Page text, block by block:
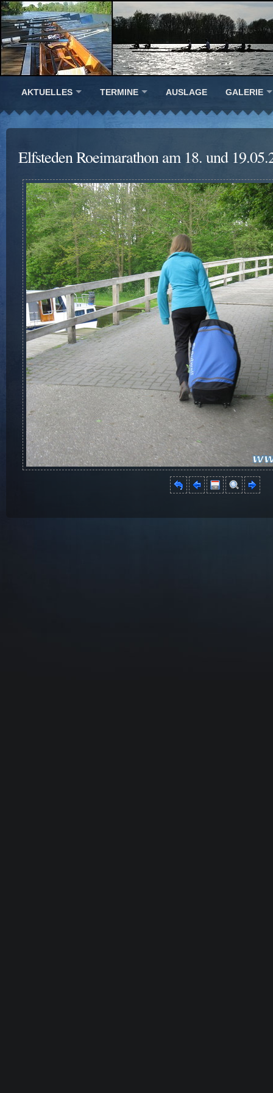
AKTUELLES TERMINE AUSLAGE GALERIE
Elfsteden Roeimarathon am 18. und